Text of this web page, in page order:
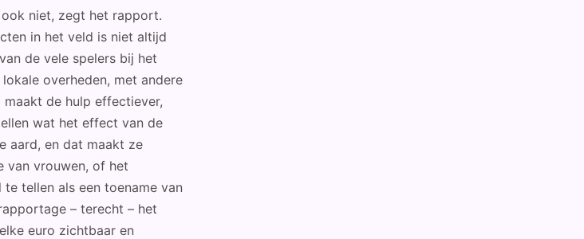
niet, zegt het rapport.
in het veld is niet altijd
de vele spelers bij het
overheden, met andere
de hulp effectiever,
wat het effect van de
aard, en dat maakt ze
van vrouwen, of het
tellen als een toename van
– terecht – het
euro zichtbaar en